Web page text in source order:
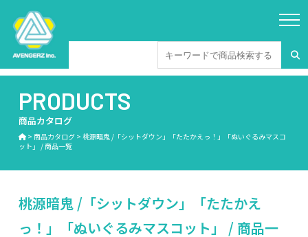
PRODUCTS
商品カタログ
> 商品カタログ> 桃源暗鬼 /「シットダウン」「たたかえっ！」「ぬいぐるみマスコ
ット」 / 商品一覧
桃源暗鬼 /「シットダウン」「たたかえ
っ！」「ぬいぐるみマスコット」 / 商品一